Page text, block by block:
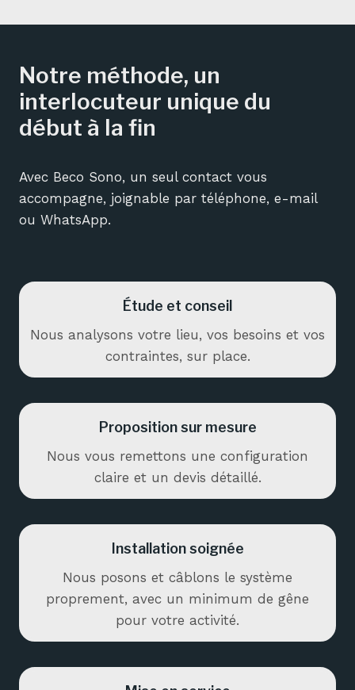
Notre méthode, un
interlocuteur unique du
début à la fin
Avec Beco Sono, un seul contact vous
accompagne, joignable par téléphone, e-mail
ou WhatsApp.
Étude et conseil
Nous analysons votre lieu, vos besoins et vos
contraintes, sur place.
Proposition sur mesure
Nous vous remettons une configuration
claire et un devis détaillé.
Installation soignée
Nous posons et câblons le système
proprement, avec un minimum de gêne
pour votre activité.